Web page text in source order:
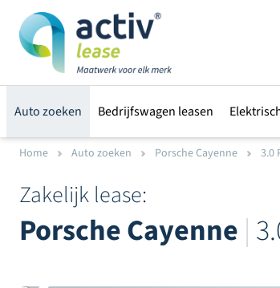
Auto zoeken Bedrijfswagen leasen
Home Auto zoeken Porsche Cayenne 3.0
Zakelijk lease:
Porsche Cayenne |